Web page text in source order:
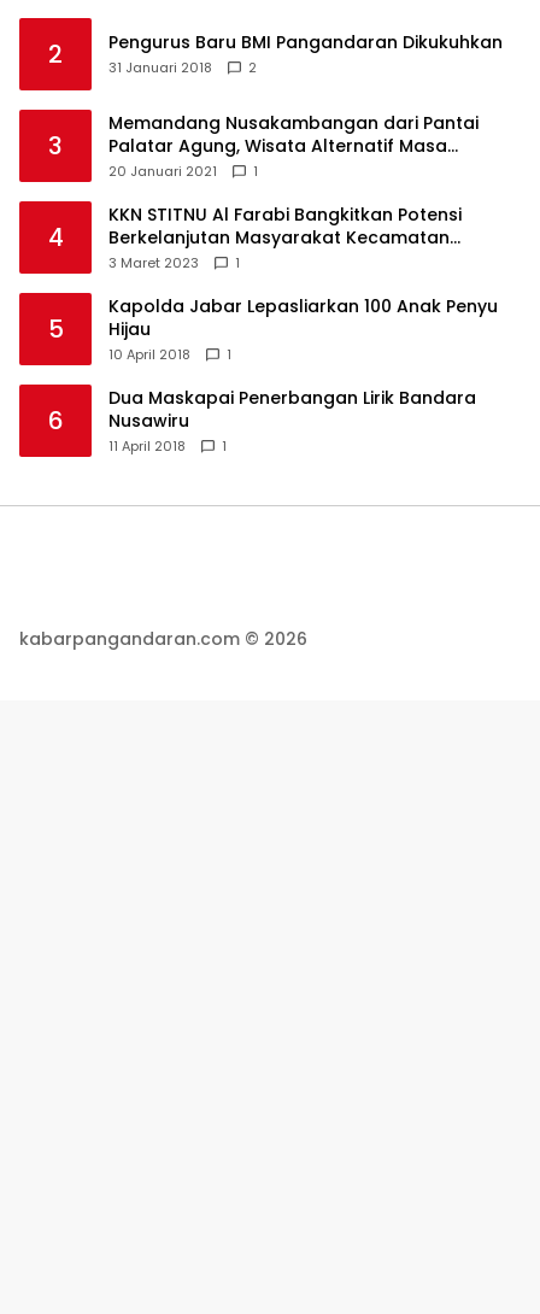
2 Pengurus Baru BMI Pangandaran Dikukuhkan
31 Januari 2018 2
3
Memandang Nusakambangan dari Pantai
Palatar Agung, Wisata Alternatif Masa
Pandemi
20 Januari 2021 1
4
KKN STITNU Al Farabi Bangkitkan Potensi
Berkelanjutan Masyarakat Kecamatan
Langkaplancar
3 Maret 2023 1
5
Kapolda Jabar Lepasliarkan 100 Anak Penyu
Hijau
10 April 2018 1
6
Dua Maskapai Penerbangan Lirik Bandara
Nusawiru
11 April 2018 1
kabarpangandaran.com © 2026